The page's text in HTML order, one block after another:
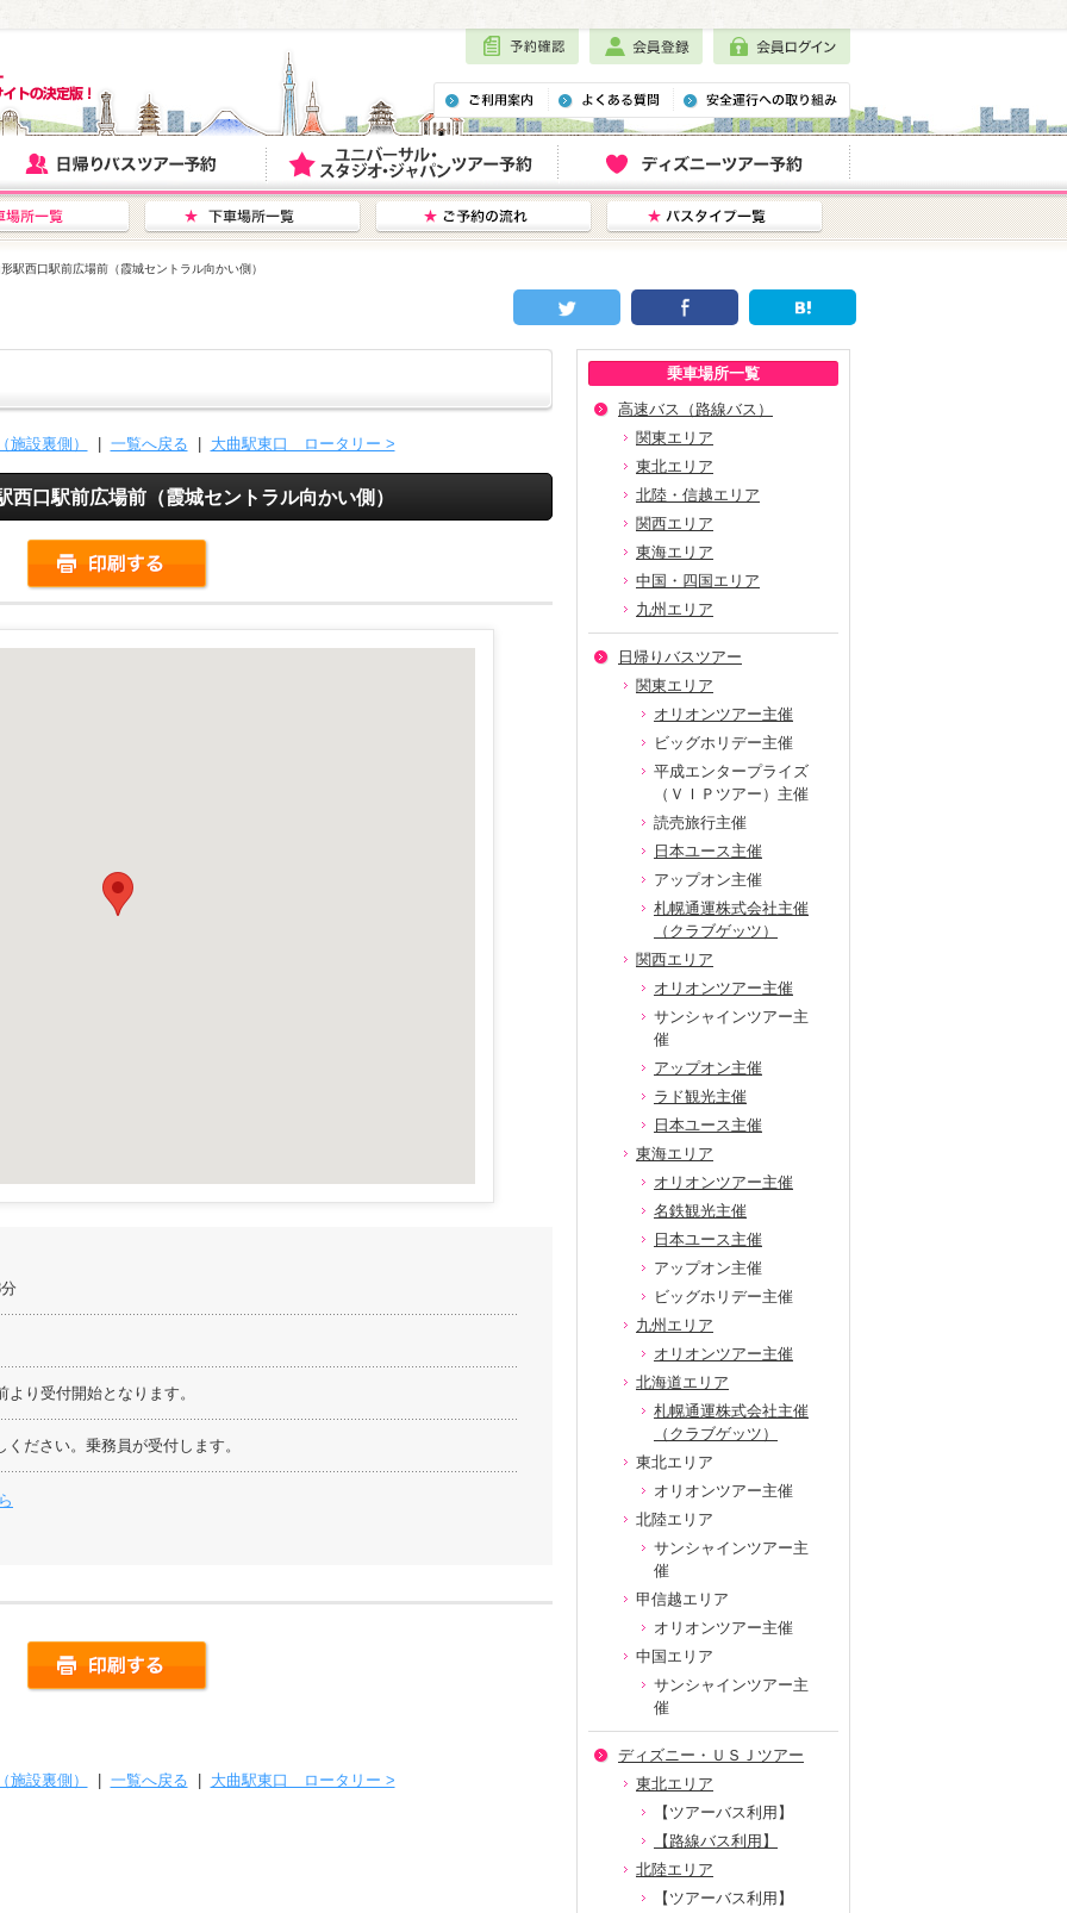
駅西口駅前広場前（霞城セントラル向かい側）
乗車場所一覧
高速バス（路線バス）
関東エリア
東北エリア
北陸・信越エリア
関西エリア
東海エリア
中国・四国エリア
九州エリア
日帰りバスツアー
関東エリア
オリオンツアー主催
ビッグホリデー主催
平成エンタープライズ
（ＶＩＰツアー）主催
読売旅行主催
日本ユース主催
アップオン主催
札幌通運株式会社主催
（クラブゲッツ）
関西エリア
オリオンツアー主催
サンシャインツアー主
催
アップオン主催
ラド観光主催
日本ユース主催
東海エリア
オリオンツアー主催
名鉄観光主催
日本ユース主催
アップオン主催
ビッグホリデー主催
九州エリア
オリオンツアー主催
北海道エリア
札幌通運株式会社主催
（クラブゲッツ）
東北エリア
オリオンツアー主催
北陸エリア
サンシャインツアー主
催
甲信越エリア
オリオンツアー主催
中国エリア
サンシャインツアー主
催
ディズニー・ＵＳＪツアー
東北エリア
【ツアーバス利用】
【路線バス利用】
北陸エリア
【ツアーバス利用】
設裏側） 一覧へ戻る 大曲駅東口 ロータリー >
西口駅前広場前（霞城セントラル向かい側）
より受付開始となります。
ださい。乗務員が受付します。
設裏側） 一覧へ戻る 大曲駅東口 ロータリー >